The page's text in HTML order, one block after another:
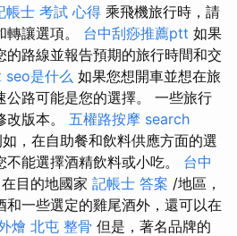
帳士 考試 心得 乘飛機旅行時，請
讓選項。 台中刮痧推薦ptt 如果
的路線並報告預期的旅行時間和交
seo是什么 如果您想開車並想在旅
公路可能是您的選擇。 一些旅行
版本。 五權路按摩 search
，在自助餐和飲料供應方面的選
能選擇酒精飲料或小吃。 台中
目的地國家 記帳士 答案 /地區，
和一些選定的雞尾酒外，還可以在
燴 北屯 整骨 但是，著名品牌的